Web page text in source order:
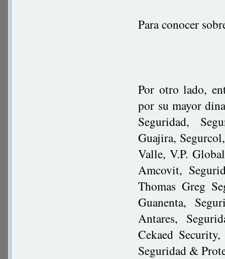
Para conocer
Por otro lado,
por su mayor
Seguridad,
Guajira,
Valle, V.P.
Amcovit,
Thomas Greg
Guanenta,
Antares,
Cekaed
Seguridad &